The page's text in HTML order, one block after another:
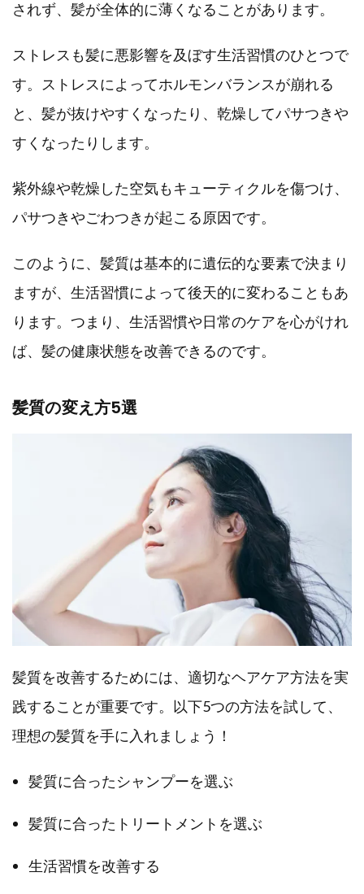
されず、髪が全体的に薄くなることがあります。
ストレスも髪に悪影響を及ぼす生活習慣のひとつで
す。ストレスによってホルモンバランスが崩れる
と、髪が抜けやすくなったり、乾燥してパサつきや
すくなったりします。
紫外線や乾燥した空気もキューティクルを傷つけ、
パサつきやごわつきが起こる原因です。
このように、髪質は基本的に遺伝的な要素で決まり
ますが、生活習慣によって後天的に変わることもあ
ります。つまり、生活習慣や日常のケアを心がけれ
ば、髪の健康状態を改善できるのです。
髪質の変え方5選
髪質を改善するためには、適切なヘアケア方法を実
践することが重要です。以下5つの方法を試して、
理想の髪質を手に入れましょう！
髪質に合ったシャンプーを選ぶ
髪質に合ったトリートメントを選ぶ
生活習慣を改善する